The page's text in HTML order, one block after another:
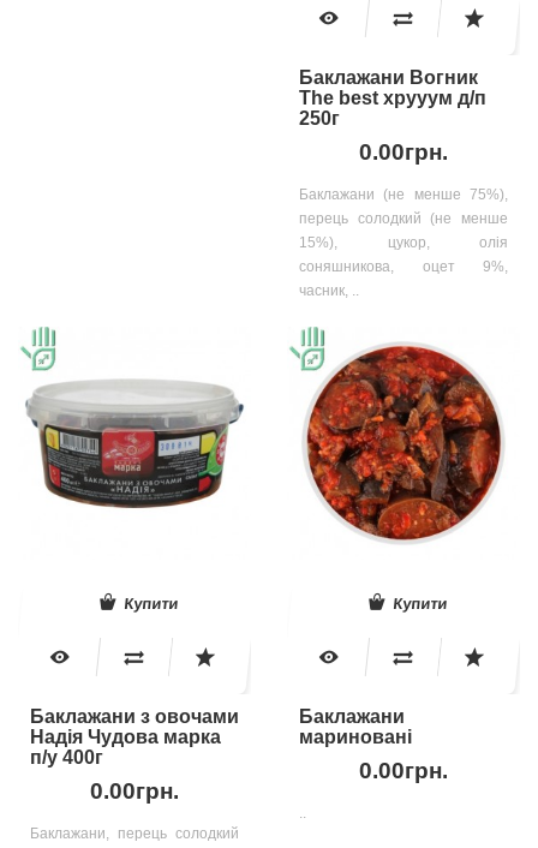
Баклажани Вогник
The best хрууум д/п
250г
0.00грн.
Баклажани (не менше 75%),
перець солодкий (не менше
15%), цукор, олія
соняшникова, оцет 9%,
часник, ..
Купити
Баклажани з овочами
Надія Чудова марка
п/у 400г
0.00грн.
Баклажани, перець солодкий
Купити
Баклажани
мариновані
0.00грн.
..